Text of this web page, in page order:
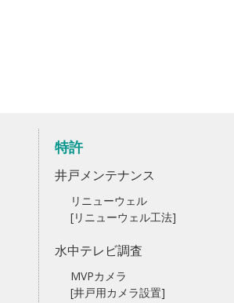
特許
井戸メンテナンス
リニューウェル
[リニューウェル工法]
水中テレビ調査
MVPカメラ
[井戸用カメラ設置]